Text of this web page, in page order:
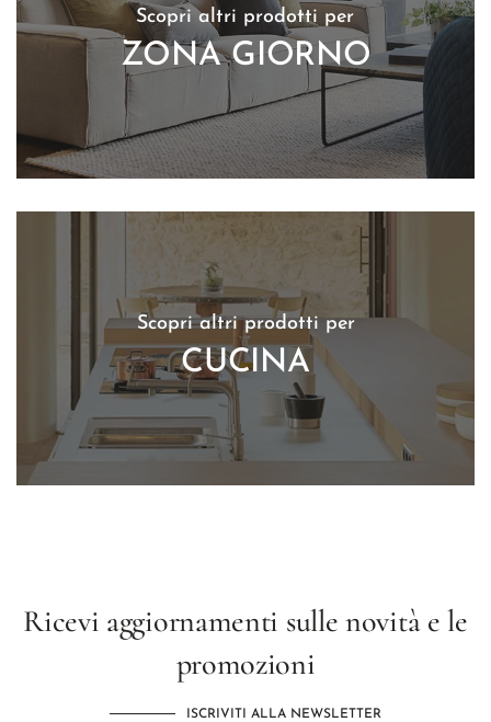
Scopri altri prodotti per
ZONA GIORNO
Scopri altri prodotti per
CUCINA
Ricevi aggiornamenti sulle novità e le
promozioni
ISCRIVITI ALLA NEWSLETTER